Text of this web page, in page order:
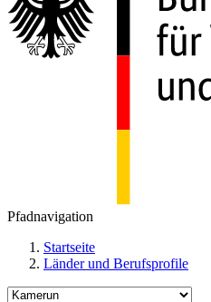
Pfadnavigation
Startseite
Länder und Berufsprofile